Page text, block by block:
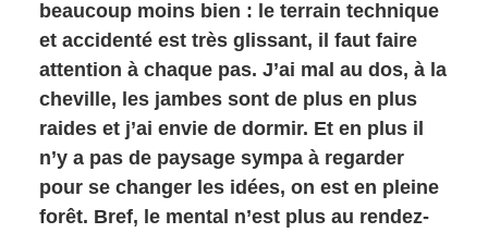
beaucoup moins bien : le terrain technique
et accidenté est très glissant, il faut faire
attention à chaque pas. J’ai mal au dos, à la
cheville, les jambes sont de plus en plus
raides et j’ai envie de dormir. Et en plus il
n’y a pas de paysage sympa à regarder
pour se changer les idées, on est en pleine
forêt. Bref, le mental n’est plus au rendez-